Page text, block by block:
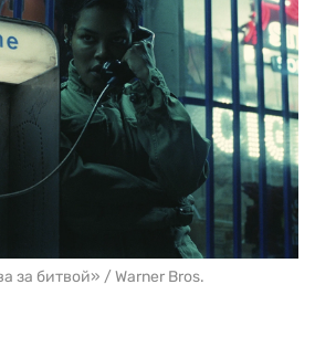
за битвой» / Warner Bros.